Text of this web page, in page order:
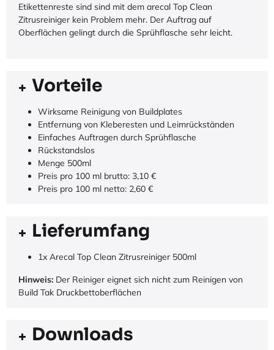
Etikettenreste sind sind mit dem arecal Top Clean
Zitrusreiniger kein Problem mehr. Der Auftrag auf
Oberflächen gelingt durch die Sprühflasche sehr leicht.
Vorteile
Wirksame Reinigung von Buildplates
Entfernung von Kleberesten und Leimrückständen
Einfaches Auftragen durch Sprühflasche
Rückstandslos
Menge 500ml
Preis pro 100 ml brutto: 3,10 €
Preis pro 100 ml netto: 2,60 €
Lieferumfang
1x Arecal Top Clean Zitrusreiniger 500ml
Hinweis: Der Reiniger eignet sich nicht zum Reinigen von
Build Tak Druckbettoberflächen
Downloads